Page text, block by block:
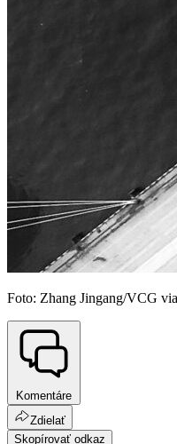
Foto: Zhang Jingang/VCG
Komentáre
Zdielať
Skopírovať odkaz